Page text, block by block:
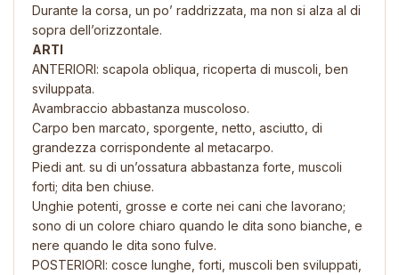
Durante la corsa, un po’ raddrizzata, ma non si alza al di
sopra dell’orizzontale.
ARTI
ANTERIORI: scapola obliqua, ricoperta di muscoli, ben
sviluppata.
Avambraccio abbastanza muscoloso.
Carpo ben marcato, sporgente, netto, asciutto, di
grandezza corrispondente al metacarpo.
Piedi ant. su di un’ossatura abbastanza forte, muscoli
forti; dita ben chiuse.
Unghie potenti, grosse e corte nei cani che lavorano;
sono di un colore chiaro quando le dita sono bianche, e
nere quando le dita sono fulve.
POSTERIORI: cosce lunghe, forti, muscoli ben sviluppati,